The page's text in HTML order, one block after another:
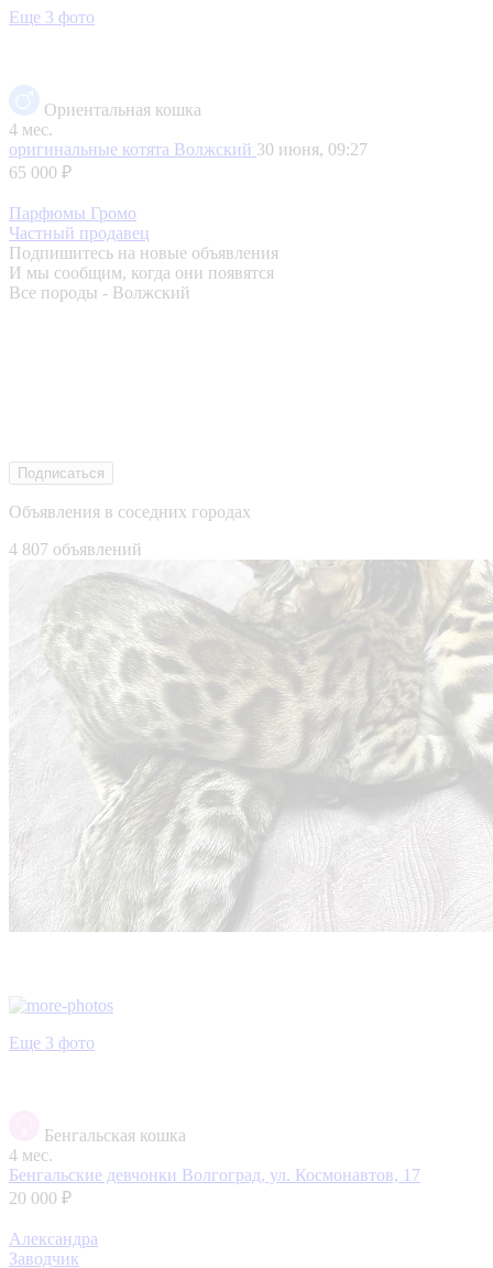
Еще 3 фото
Ориентальная кошка
4 мес.
оригинальные котята Волжский 30 июня, 09:27
65 000 ₽
Парфюмы Громо
Частный продавец
Подпишитесь на новые объявления
И мы сообщим, когда они появятся
Все породы - Волжский
Подписаться
Объявления в соседних городах
4 807 объявлений
Еще 3 фото
Бенгальская кошка
4 мес.
Бенгальские девчонки Волгоград, ул. Космонавтов, 17
20 000 ₽
Александра
Заводчик